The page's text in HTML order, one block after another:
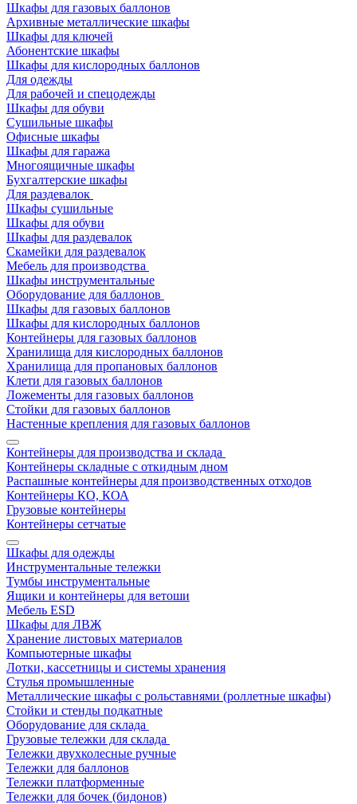
Шкафы для газовых баллонов
Архивные металлические шкафы
Шкафы для ключей
Абонентские шкафы
Шкафы для кислородных баллонов
Для одежды
Для рабочей и спецодежды
Шкафы для обуви
Сушильные шкафы
Офисные шкафы
Шкафы для гаража
Многоящичные шкафы
Бухгалтерские шкафы
Для раздевалок
Шкафы сушильные
Шкафы для обуви
Шкафы для раздевалок
Скамейки для раздевалок
Мебель для производства
Шкафы инструментальные
Оборудование для баллонов
Шкафы для газовых баллонов
Шкафы для кислородных баллонов
Контейнеры для газовых баллонов
Хранилища для кислородных баллонов
Хранилища для пропановых баллонов
Клети для газовых баллонов
Ложементы для газовых баллонов
Стойки для газовых баллонов
Настенные крепления для газовых баллонов
Контейнеры для производства и склада
Контейнеры складные с откидным дном
Распашные контейнеры для производственных отходов
Контейнеры КО, КОА
Грузовые контейнеры
Контейнеры сетчатые
Шкафы для одежды
Инструментальные тележки
Тумбы инструментальные
Ящики и контейнеры для ветоши
Мебель ESD
Шкафы для ЛВЖ
Хранение листовых материалов
Компьютерные шкафы
Лотки, кассетницы и системы хранения
Стулья промышленные
Металлические шкафы с рольставнями (роллетные шкафы)
Стойки и стенды подкатные
Оборудование для склада
Грузовые тележки для склада
Тележки двухколесные ручные
Тележки для баллонов
Тележки платформенные
Тележки для бочек (бидонов)